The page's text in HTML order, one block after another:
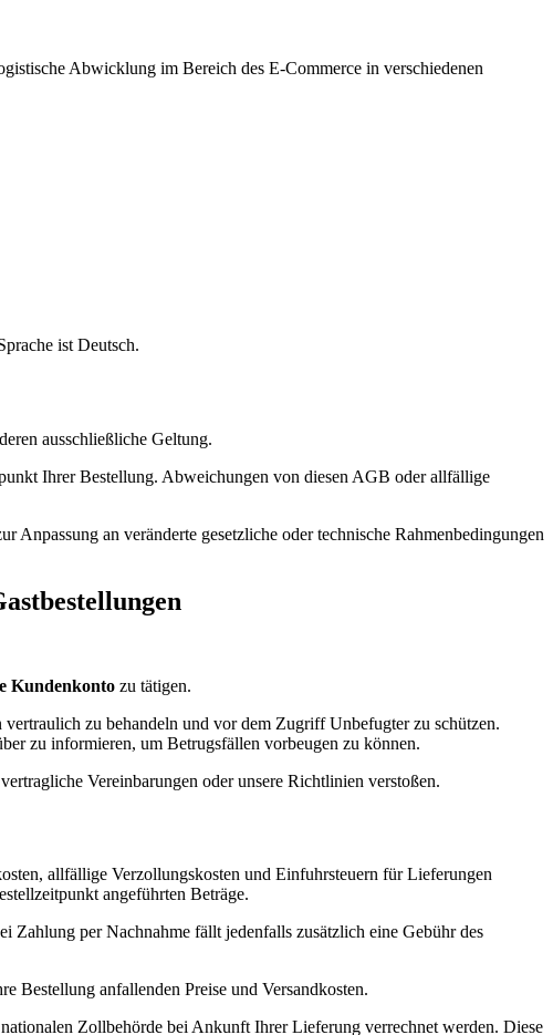
Abwicklung im Bereich des E-Commerce in verschiedenen
ist Deutsch.
ausschließliche Geltung.
Ihrer Bestellung. Abweichungen von diesen AGB oder allfällige
an veränderte gesetzliche oder technische Rahmenbedingungen
Kundenkonto zu tätigen.
zu behandeln und vor dem Zugriff Unbefugter zu schützen.
zu informieren, um Betrugsfällen vorbeugen zu können.
Vereinbarungen oder unsere Richtlinien verstoßen.
allfällige Verzollungskosten und Einfuhrsteuern für Lieferungen
angeführten Beträge.
Zahlung per Nachnahme fällt jedenfalls zusätzlich eine Gebühr des
Bestellung anfallenden Preise und Versandkosten.
Zollbehörde bei Ankunft Ihrer Lieferung verrechnet werden. Diese